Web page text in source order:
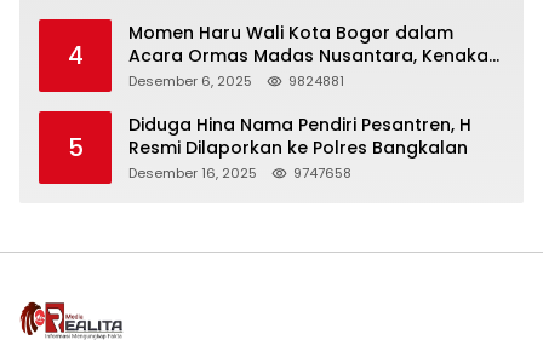
4
Momen Haru Wali Kota Bogor dalam
Acara Ormas Madas Nusantara, Kenakan
Peci Hitam Tinggi sebagai Simbol
Desember 6, 2025 9824881
5
Diduga Hina Nama Pendiri Pesantren, H
Resmi Dilaporkan ke Polres Bangkalan
Desember 16, 2025 9747658